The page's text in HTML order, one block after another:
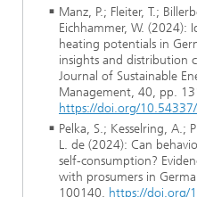
Manz, P.; Fleiter, T.;
Eichhammer, W.
heating potentials in
insights and distribution
Journal of Sustainable
Management, 40, pp.
https://doi.org/
Pelka, S.; Kesselring, A.;
L. de (2024): Can
self-consumption?
with prosumers in
100140. https://doi.org/